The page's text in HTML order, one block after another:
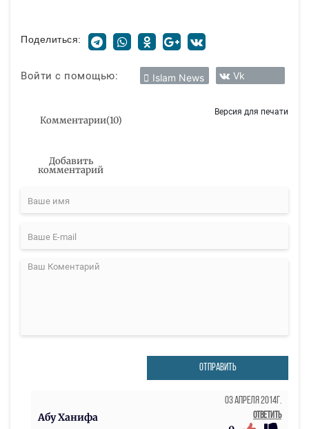
Поделиться:
Войти с помощью: Islam News Vk
Комментарии(10)
Версия для печати
Добавить
комментарий
ОТПРАВИТЬ
Абу Ханифа
03 Апреля 2014г.
Ответить